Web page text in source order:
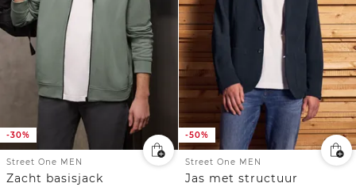
-30%
Street One MEN
Zacht basisjack
-50%
Street One MEN
Jas met structuur